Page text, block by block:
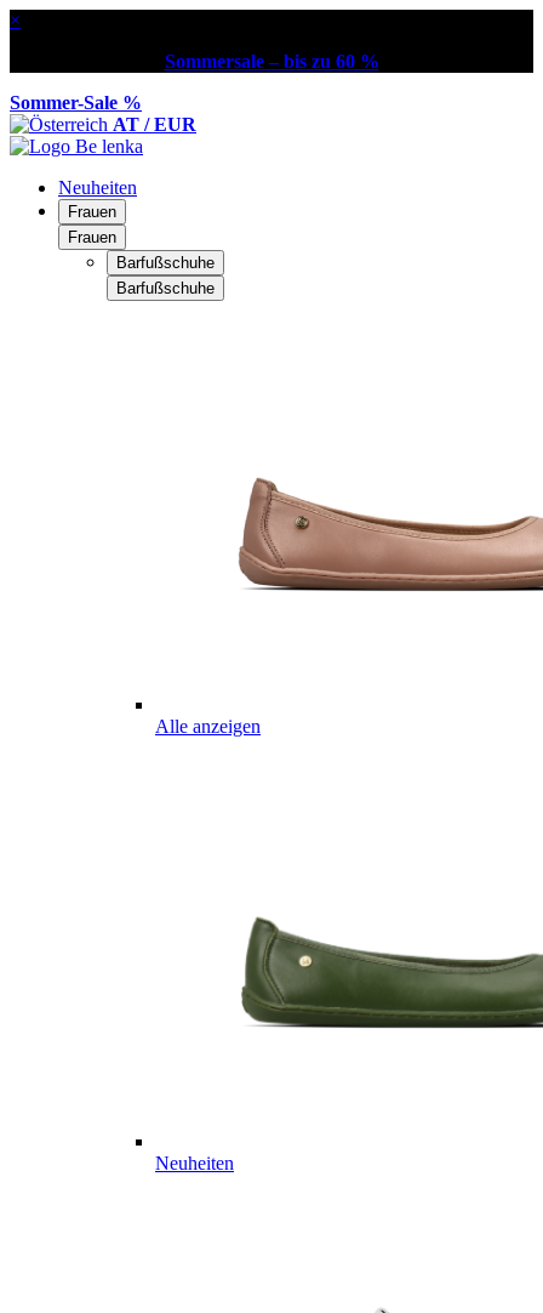
×
Sommersale – bis zu 60 %
Sommer-Sale %
AT / EUR
Neuheiten
Frauen
Frauen
Barfußschuhe
Barfußschuhe
Alle anzeigen
Neuheiten